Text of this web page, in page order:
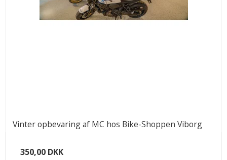
Vinter opbevaring af MC hos Bike-Shoppen Viborg
350,00 DKK